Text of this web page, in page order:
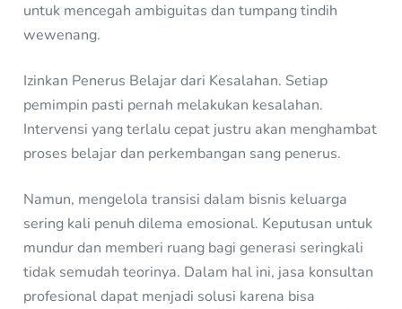
untuk mencegah ambiguitas dan tumpang tindih
wewenang.
Izinkan Penerus Belajar dari Kesalahan. Setiap
pemimpin pasti pernah melakukan kesalahan.
Intervensi yang terlalu cepat justru akan menghambat
proses belajar dan perkembangan sang penerus.
Namun, mengelola transisi dalam bisnis keluarga
sering kali penuh dilema emosional. Keputusan untuk
mundur dan memberi ruang bagi generasi seringkali
tidak semudah teorinya. Dalam hal ini, jasa konsultan
profesional dapat menjadi solusi karena bisa